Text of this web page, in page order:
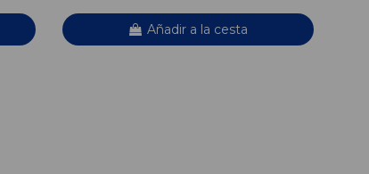
Añadir a la cesta